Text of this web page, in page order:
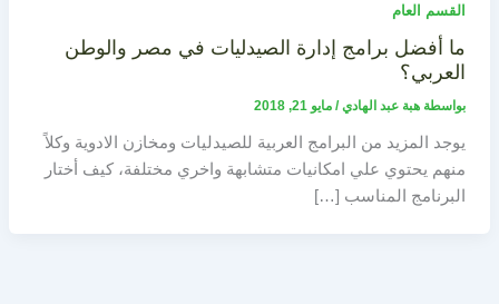
القسم العام
ما أفضل برامج إدارة الصيدليات في مصر والوطن
العربي؟
بواسطة هبة عبد الهادي/ مايو 21, 2018
يوجد المزيد من البرامج العربية للصيدليات ومخازن الادوية وكلاً
منهم يحتوي علي امكانيات متشابهة واخري مختلفة، كيف أختار
البرنامج المناسب […]